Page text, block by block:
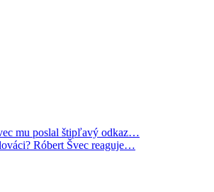
mu poslal štipľavý odkaz…
Róbert Švec reaguje…